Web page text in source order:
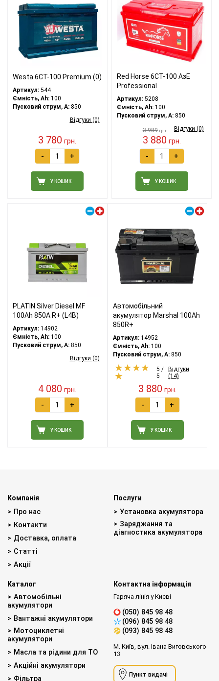
Westa 6CT-100 Premium (0)
Артикул: 544
Ємність, Ah: 100
Пусковий струм, A: 850
Відгуки (0)
3 780 грн.
- +
У КОШИК
Red Horse 6СТ-100 АзE
Professional
Артикул: 5208
Ємність, Ah: 100
Пусковий струм, A: 850
Відгуки (0)
3 989грн.
3 880 грн.
- +
У КОШИК
PLATIN Silver Diesel MF
100Ah 850A R+ (L4B)
Артикул: 14902
Ємність, Ah: 100
Пусковий струм, A: 850
Відгуки (0)
4 080 грн.
- +
У КОШИК
Автомобільний
акумулятор Marshal 100Ah
850R+
Артикул:14952
Ємність, Ah:100
Пусковий струм, A:850
5 /
5
Відгуки
(14)
3 880 грн.
- +
У КОШИК
Компанія
Про нас
Контакти
Доставка, оплата
Статті
Акції
Послуги
Установка акумулятора
Заряджання та
діагностика акумулятора
Каталог
Автомобільні
акумулятори
Вантажні акумулятори
Мотоциклетні
акумулятори
Масла та рідини для ТО
Акційні акумулятори
Фільтра
Контактна інформація
Гаряча лінія у Києві
(050) 845 98 48
(096) 845 98 48
(093) 845 98 48
М. Київ, вул. Івана Виговського
13
Пункт видачі